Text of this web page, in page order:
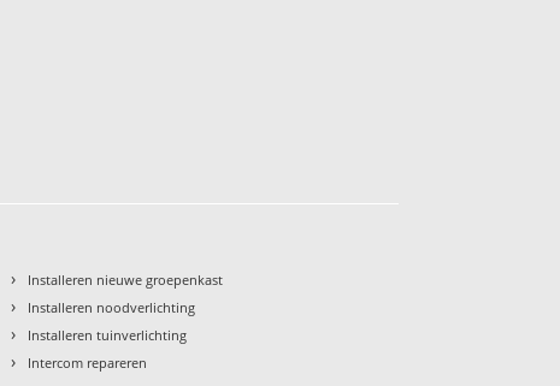
› Installeren nieuwe groepenkast
› Installeren noodverlichting
› Installeren tuinverlichting
› Intercom repareren